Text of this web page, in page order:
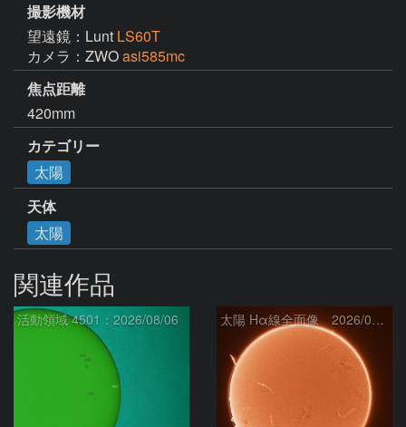
撮影機材
望遠鏡：Lunt LS60T
カメラ：ZWOasi585mc
焦点距離
420mm
カテゴリー
太陽
天体
太陽
関連作品
活動領域 4501：2026/08/06 太陽 Hα線全面像 2026/08/07